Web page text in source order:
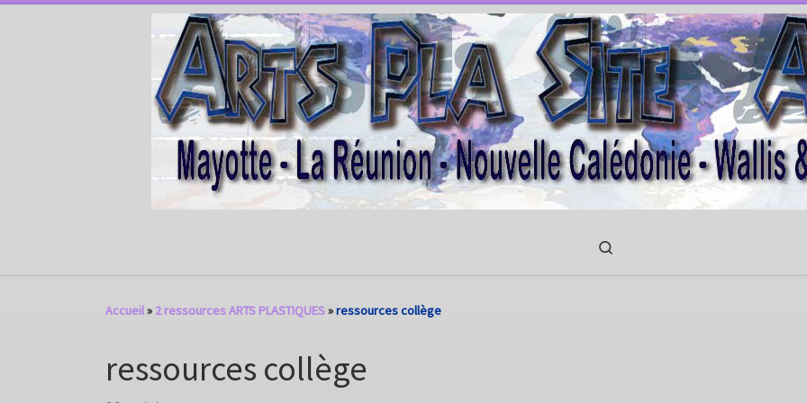
Accueil» 2 ressources ARTS PLASTIQUES»ressources collège
ressources collège